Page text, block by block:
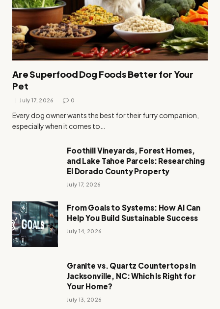
Are Superfood Dog Foods Better for Your
Pet
July 17, 2026 0
Every dog owner wants the best for their furry companion,
especially when it comes to…
Foothill Vineyards, Forest Homes,
and Lake Tahoe Parcels: Researching
El Dorado County Property
July 17, 2026
From Goals to Systems: How AI Can
Help You Build Sustainable Success
July 14, 2026
Granite vs. Quartz Countertops in
Jacksonville, NC: Which Is Right for
Your Home?
July 13, 2026